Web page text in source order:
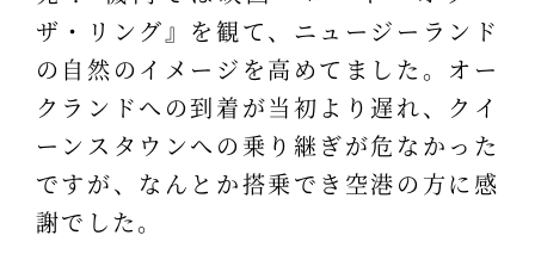
ザ・リング』を観て、ニュージーランド
の自然のイメージを高めてました。オー
クランドへの到着が当初より遅れ、クイ
ーンスタウンへの乗り継ぎが危なかった
ですが、なんとか搭乗でき空港の方に感
謝でした。